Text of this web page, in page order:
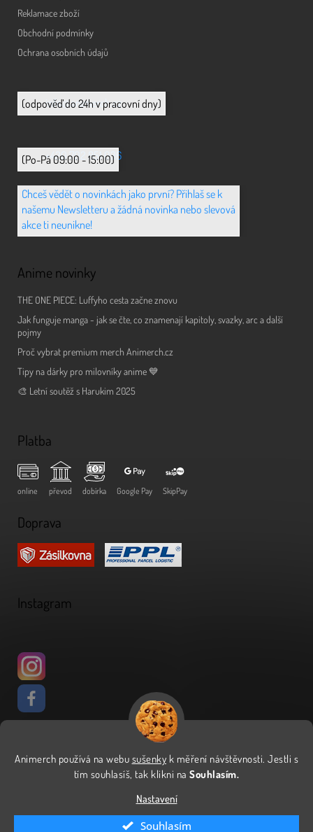
Animerch používá na webu sušenky k měření návštěvnosti. Jestli s
tím souhlasíš, tak klikni naSouhlasím.
Nastavení
Souhlasím
Reklamace zboží
Obchodní podmínky
Ochrana osobních údajů
info@animerch.cz
(odpověď do 24h v pracovní dny)
+420 702 851 036
(Po-Pá 09:00 - 15:00)
Chceš vědět o novinkách jako první? Přihlaš se k
našemu Newsletteru a žádná novinka nebo slevová
akce ti neunikne!
Anime novinky
THE ONE PIECE: Luffyho cesta začne znovu
Jak funguje manga - jak se čte, co znamenají kapitoly, svazky, arc a další
pojmy
Proč vybrat premium merch Animerch.cz
Tipy na dárky pro milovníky anime 💙
🎨 Letní soutěž s Harukim 2025
Platba
online převod dobírka Google Pay SkipPay
Doprava
Instagram
Vytvořil Shoptet
Copyright 2026Animerch. Všechna práva vyhrazena.Upravit
nastavení cookies